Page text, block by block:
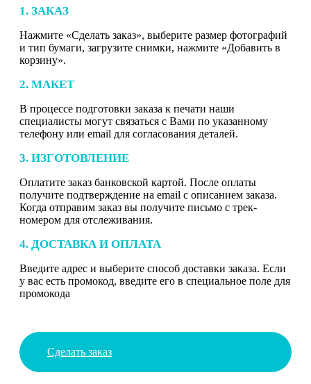
1. ЗАКАЗ
Нажмите «Сделать заказ», выберите размер фотографий
и тип бумаги, загрузите снимки, нажмите «Добавить в
корзину».
2. МАКЕТ
В процессе подготовки заказа к печати наши
специалисты могут связаться с Вами по указанному
телефону или email для согласования деталей.
3. ИЗГОТОВЛЕНИЕ
Оплатите заказ банковской картой. После оплаты
получите подтверждение на email с описанием заказа.
Когда отправим заказ вы получите письмо с трек-
номером для отслеживания.
4. ДОСТАВКА И ОПЛАТА
Введите адрес и выберите способ доставки заказа. Если
у вас есть промокод, введите его в специальное поле для
промокода
Сделать заказ